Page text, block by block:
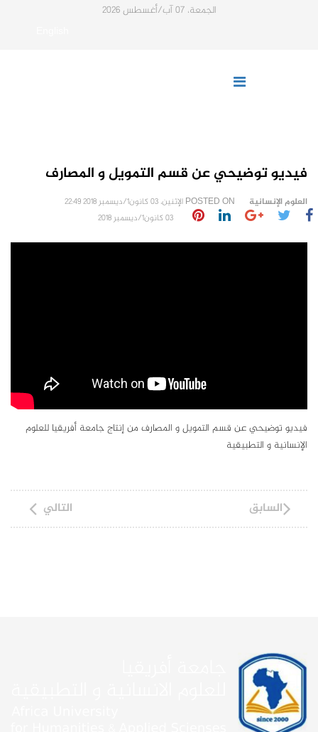
الجمعة، 07 آب/أغسطس 2026
فيديو توضيحي عن قسم التمويل و المصارف
العلوم الإنسانية POSTED ON الإثنين، 03 كانون1/ديسمبر 2018 22:49
03 كانون1/ديسمبر 2018
فيديو توضيحي عن قسم التمويل و المصارف من إنتاج جامعة أفريقيا للعلوم
الإنسانية و التطبيقية
السابق التالي